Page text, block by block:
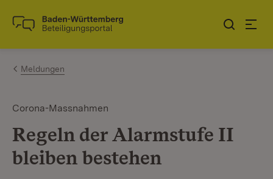
Zum Inhalt springen
Link zur Startseite
Meldungen
Corona-Massnahmen
Regeln der Alarmstufe II
bleiben bestehen